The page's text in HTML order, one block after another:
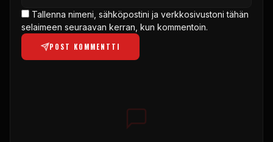
Tallenna nimeni, sähköpostini ja verkkosivustoni tähän
selaimeen seuraavan kerran, kun kommentoin.
POST KOMMENTTI